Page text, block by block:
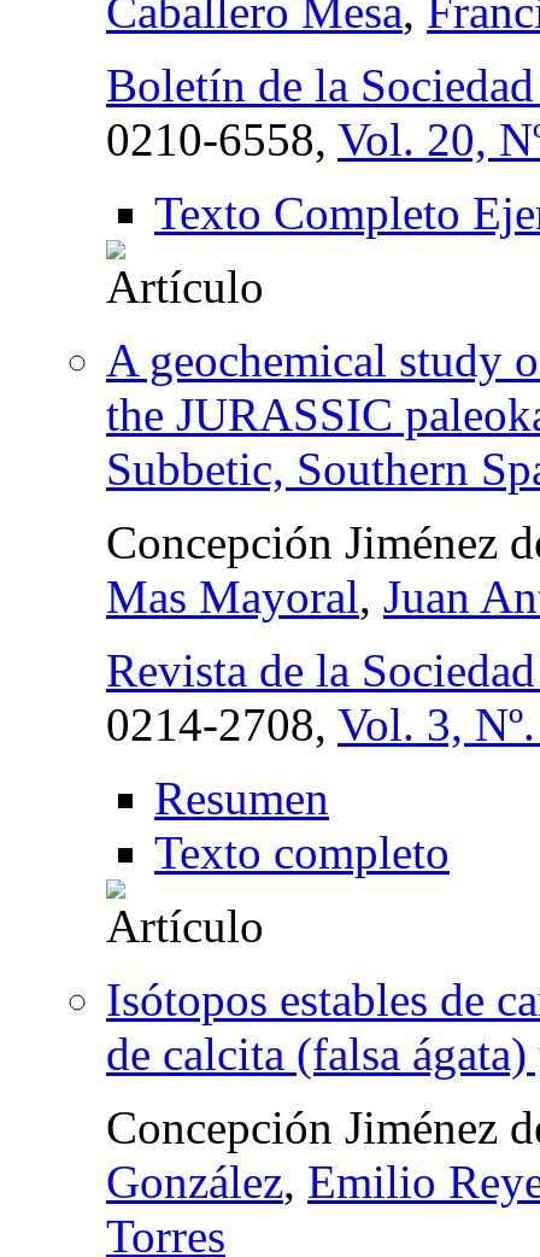
Caballero Mesa,
Boletín de la
0210-6558, Vol. 20,
Texto Completo
A geochemical study
the JURASSIC
Subbetic, Southern
Concepción Jiménez
Mas Mayoral, Juan
Revista de la
0214-2708, Vol. 3,
Resumen
Texto completo
Isótopos estables de
de calcita (falsa
Concepción Jiménez
González, Emilio
Torres